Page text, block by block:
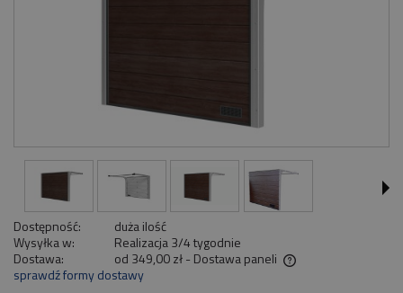
Dostępność:
duża ilość
Wysyłka w:
Realizacja 3/4 tygodnie
Dostawa:
od 349,00 zł - Dostawa paneli
Cena nie zawiera ewentualnych kosztów płatności
sprawdź formy dostawy